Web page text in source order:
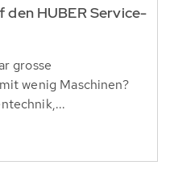
den HUBER Service-
grosse
wenig Maschinen?